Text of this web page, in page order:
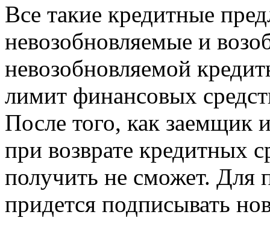
Все такие кредитные
невозобновляемые и
невозобновляемой
лимит финансовых
После того, как заемщик
при возврате кредитных
получить не сможет. Для
придется подписывать